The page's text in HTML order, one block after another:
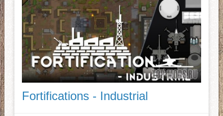
Fortifications - Industrial